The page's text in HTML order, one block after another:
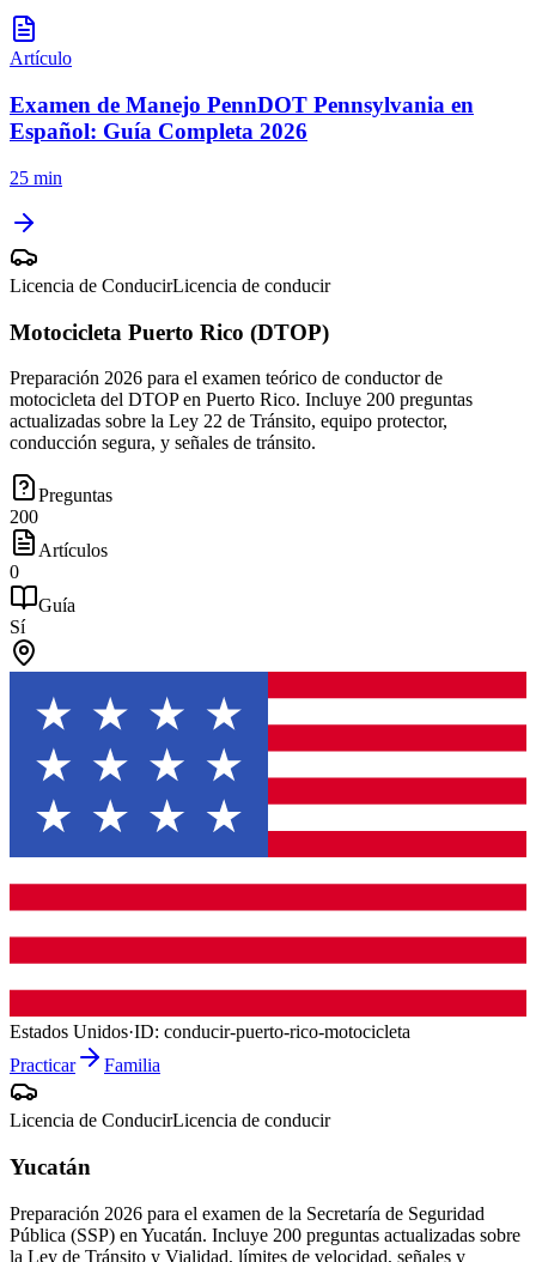
Artículo
Examen de Manejo PennDOT Pennsylvania en
Español: Guía Completa 2026
25 min
Licencia de ConducirLicencia de conducir
Motocicleta Puerto Rico (DTOP)
Preparación 2026 para el examen teórico de conductor de
motocicleta del DTOP en Puerto Rico. Incluye 200 preguntas
actualizadas sobre la Ley 22 de Tránsito, equipo protector,
conducción segura, y señales de tránsito.
Preguntas
200
Artículos
0
Guía
Sí
Estados Unidos·ID: conducir-puerto-rico-motocicleta
Practicar
Familia
Licencia de ConducirLicencia de conducir
Yucatán
Preparación 2026 para el examen de la Secretaría de Seguridad
Pública (SSP) en Yucatán. Incluye 200 preguntas actualizadas sobre
la Ley de Tránsito y Vialidad, límites de velocidad, señales y